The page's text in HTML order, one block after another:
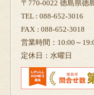
〒770-0022 徳島県徳
TEL : 088-652-3016
FAX : 088-652-3018
営業時間：10:00～
定休日：水曜日